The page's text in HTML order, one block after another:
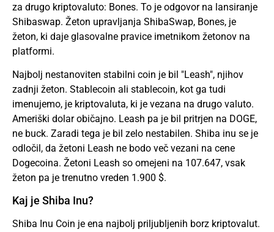
za drugo kriptovaluto: Bones. To je odgovor na lansiranje
Shibaswap. Žeton upravljanja ShibaSwap, Bones, je
žeton, ki daje glasovalne pravice imetnikom žetonov na
platformi.
Najbolj nestanoviten stabilni coin je bil "Leash", njihov
zadnji žeton. Stablecoin ali stablecoin, kot ga tudi
imenujemo, je kriptovaluta, ki je vezana na drugo valuto.
Ameriški dolar običajno. Leash pa je bil pritrjen na DOGE,
ne buck. Zaradi tega je bil zelo nestabilen. Shiba inu se je
odločil, da žetoni Leash ne bodo več vezani na cene
Dogecoina. Žetoni Leash so omejeni na 107.647, vsak
žeton pa je trenutno vreden 1.900 $.
Kaj je Shiba Inu?
Shiba Inu Coin je ena najbolj priljubljenih borz kriptovalut.